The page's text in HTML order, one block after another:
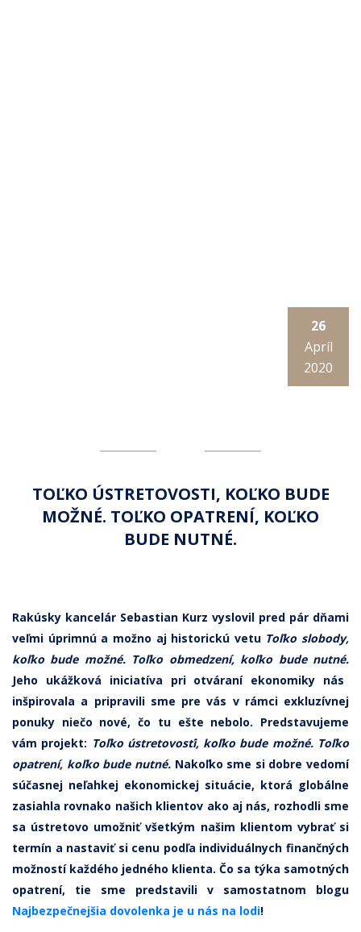
26
Apríl
2020
TOĽKO ÚSTRETOVOSTI, KOĽKO BUDE
MOŽNÉ. TOĽKO OPATRENÍ, KOĽKO
BUDE NUTNÉ.
Rakúsky kancelár Sebastian Kurz vyslovil pred pár dňami
veľmi úprimnú a možno aj historickú vetu Toľko slobody,
koľko bude možné. Toľko obmedzení, koľko bude nutné.
Jeho ukážková iniciatíva pri otváraní ekonomiky nás
inšpirovala a pripravili sme pre vás v rámci exkluzívnej
ponuky niečo nové, čo tu ešte nebolo. Predstavujeme
vám projekt: Toľko ústretovosťi, koľko bude možné. Toľko
opatrení, koľko bude nutné.Nakoľko sme si dobre vedomí
súčasnej neľahkej ekonomickej situácie, ktorá globálne
zasiahla rovnako našich klientov ako aj nás, rozhodli sme
sa ústretovo umožniť všetkým našim klientom vybrať si
termín a nastaviť si cenu podľa individuálnych finančných
možností každého jedného klienta. Čo sa týka samotných
opatrení, tie sme predstavili v samostatnom blogu
Najbezpečnejšia dovolenka je u nás na lodi!